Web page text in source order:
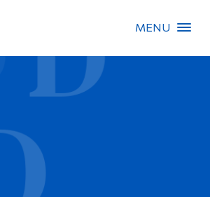
MENU
Recherche sur le site
Recherche de personnes